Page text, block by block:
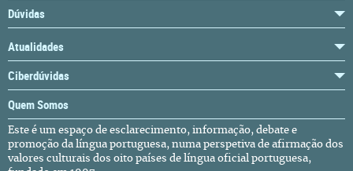
Dúvidas
Atualidades
Ciberdúvidas
Quem Somos
Este é um espaço de esclarecimento, informação, debate e
promoção da língua portuguesa, numa perspetiva de afirmação dos
valores culturais dos oito países de língua oficial portuguesa,